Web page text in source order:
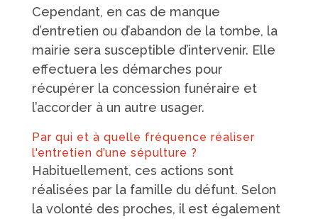
Cependant, en cas de manque
d’entretien ou d’abandon de la tombe, la
mairie sera susceptible d’intervenir. Elle
effectuera les démarches pour
récupérer la concession funéraire et
l’accorder à un autre usager.
Par qui et à quelle fréquence réaliser
l'entretien d’une sépulture ?
Habituellement, ces actions sont
réalisées par la famille du défunt. Selon
la volonté des proches, il est également